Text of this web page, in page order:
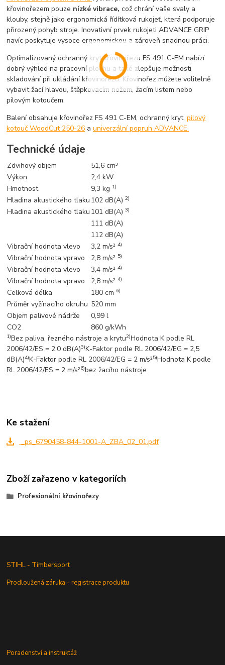
křovinořezem pouze nízké vibrace,což chrání vaše svaly a
klouby, stejně jako ergonomická řídítková rukojeť, která podporuje
přirozený pohyb stroje. Inovativní prvek rukojeti ADVANCE GRIP
navíc poskytuje vysoce ergonomickou a zároveň snadnou práci.
Optimalizovaný ochranný kryt křovinořezu FS 491 C-EM nabízí
dobrý výhled na pracovní plochu a také zlepšuje možnosti
skladování při ukládání křovinořezu. Křovinořez můžete volitelně
vybavit žací hlavou, štěpkovacím nožem, žacím listem nebo
pilovým kotoučem.
Balení obsahuje křovinořez FS 491 C-EM, ochranný kryt,pilový
kotouč WoodCut 250-26 auniverzální popruh ADVANCE.
Technické údaje
Zdvihový objem
51,6 cm³
Výkon
2,4 kW
Hmotnost
9,3 kg 1)
Hladina akustického tlaku 102 dB(A)2)
Hladina akustického tlaku 101 dB(A)3)
111 dB(A)
112 dB(A)
Vibrační hodnota vlevo
3,2 m/s²4)
Vibrační hodnota vpravo 2,8 m/s² 5)
Vibrační hodnota vlevo 3,4 m/s²4)
Vibrační hodnota vpravo 2,8 m/s²4)
Celková délka 180 cm 6)
Průměr vyžínacího okruhu 520 mm
Objem palivové nádrže
0,99 l
CO2
860 g/kWh
1)Bez paliva, řezného nástroje a krytu2)Hodnota K podle RL
2006/42/ES = 2,0 dB(A)3)K-Faktor podle RL 2006/42/EG = 2,5
dB(A)4)K-Faktor podle RL 2006/42/EG = 2 m/s²5)Hodnota K podle
RL 2006/42/ES = 2 m/s²6)bez žacího nástroje
Ke stažení
_ps_6790458-844-1001-A_ZBA_02_01.pdf
Zboží zařazeno v kategoriích
Profesionální křovinořezy
STIHL - Timbersport
Prodloužená záruka - registrace produktu
Poradenství a instruktáž